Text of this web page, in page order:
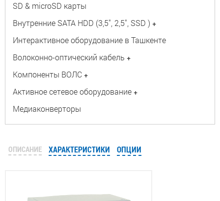
SD & microSD карты
Внутренние SATA HDD (3,5", 2,5", SSD ) +
Интерактивное оборудование в Ташкенте
Волоконно-оптический кабель +
Компоненты ВОЛС +
Активное сетевое оборудование +
Медиаконверторы
ОПИСАНИЕ ХАРАКТЕРИСТИКИ ОПЦИИ